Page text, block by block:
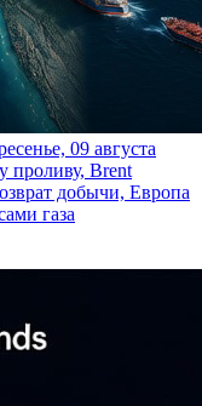
09 августа
проливу, Brent
добычи, Европа
газа